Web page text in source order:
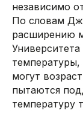
независимо
По словам
расширению
температуры,
могут
пытаются
температуру